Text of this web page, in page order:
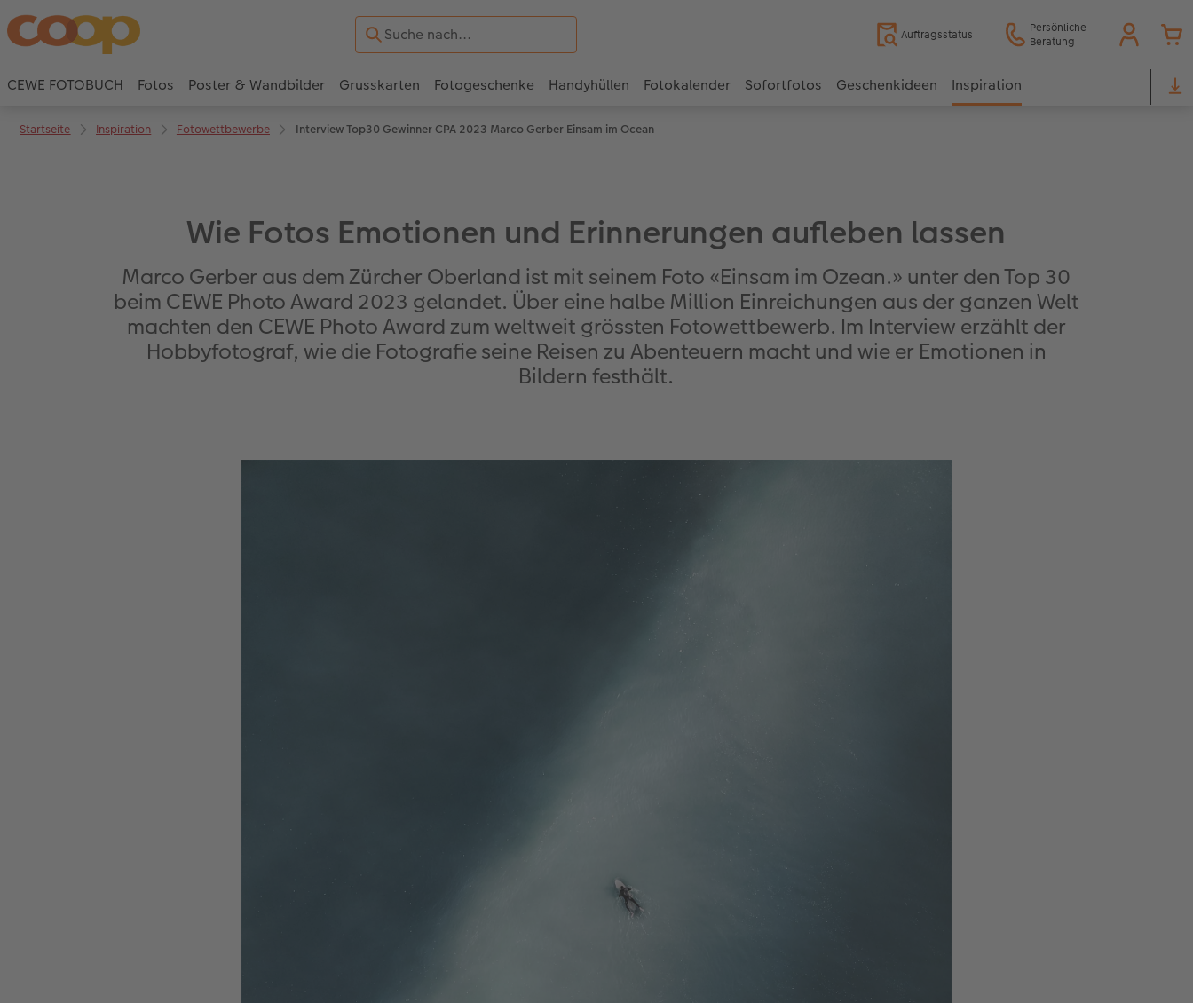
Auftragsstatus
Persönliche
Beratung
CEWE FOTOBUCH Fotos Poster & Wandbilder Grusskarten Fotogeschenke Handyhüllen Fotokalender Sofortfotos Geschenkideen Inspiration
Startseite Inspiration Fotowettbewerbe Interview Top30 Gewinner CPA 2023 Marco Gerber Einsam im Ocean
Wie Fotos Emotionen und Erinnerungen aufleben lassen
Marco Gerber aus dem Zürcher Oberland ist mit seinem Foto «Einsam im Ozean.» unter den Top 30
beim CEWE Photo Award 2023 gelandet. Über eine halbe Million Einreichungen aus der ganzen Welt
machten den CEWE Photo Award zum weltweit grössten Fotowettbewerb. Im Interview erzählt der
Hobbyfotograf, wie die Fotografie seine Reisen zu Abenteuern macht und wie er Emotionen in
Bildern festhält.